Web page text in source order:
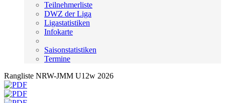
Teilnehmerliste
DWZ der Liga
Ligastatistiken
Infokarte
Saisonstatistiken
Termine
Rangliste NRW-JMM U12w 2026